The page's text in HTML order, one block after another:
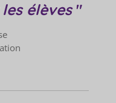
élèves"